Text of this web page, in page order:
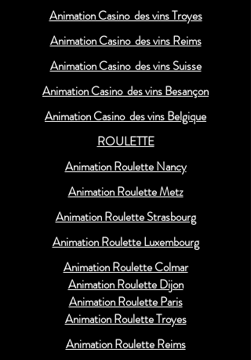
Animation Casino des vins Troyes
Animation Casino des vins Reims
Animation Casino des vins Suisse
Animation Casino des vins Besançon
Animation Casino des vins Belgique
ROULETTE
Animation Roulette Nancy
Animation Roulette Metz
Animation Roulette Strasbourg
Animation Roulette Luxembourg
Animation Roulette Colmar
Animation Roulette Dijon
Animation Roulette Paris
Animation Roulette Troyes
Animation Roulette Reims